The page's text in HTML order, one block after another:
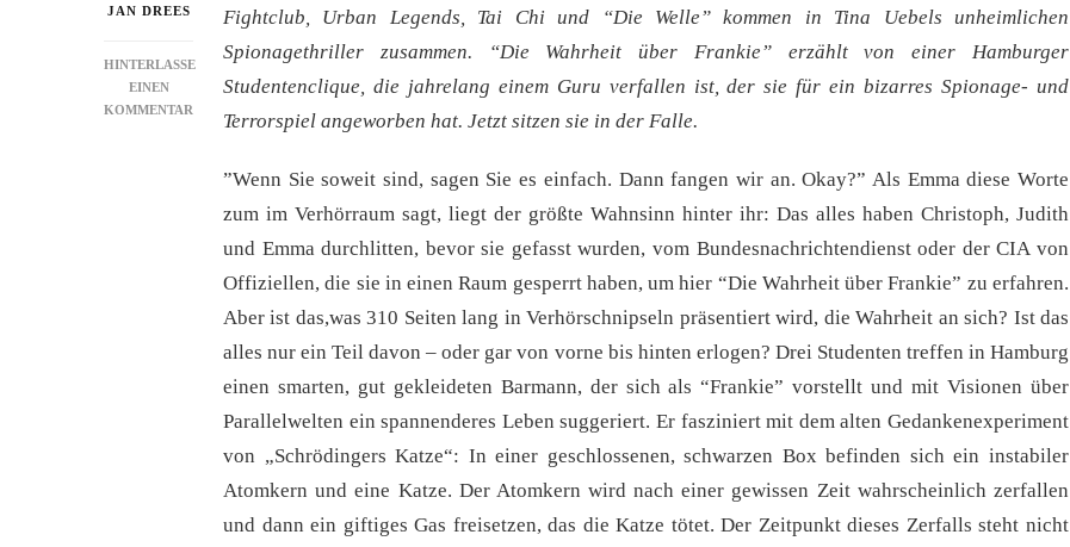
JAN DREES
HINTERLASSE
EINEN
KOMMENTAR
REZENSION:
GAME
Fightclub, Urban Legends, Tai Chi und “Die Welle” kommen in Tina Uebels unheimlichen
Spionagethriller zusammen. “Die Wahrheit über Frankie” erzählt von einer Hamburger
Studentenclique, die jahrelang einem Guru verfallen ist, der sie für ein bizarres Spionage- und
Terrorspiel angeworben hat. Jetzt sitzen sie in der Falle.
”Wenn Sie soweit sind, sagen Sie es einfach. Dann fangen wir an. Okay?” Als Emma diese Worte
zum im Verhörraum sagt, liegt der größte Wahnsinn hinter ihr: Das alles haben Christoph, Judith
und Emma durchlitten, bevor sie gefasst wurden, vom Bundesnachrichtendienst oder der CIA von
Offiziellen, die sie in einen Raum gesperrt haben, um hier “Die Wahrheit über Frankie” zu erfahren.
Aber ist das,was 310 Seiten lang in Verhörschnipseln präsentiert wird, die Wahrheit an sich? Ist das
alles nur ein Teil davon – oder gar von vorne bis hinten erlogen? Drei Studenten treffen in Hamburg
einen smarten, gut gekleideten Barmann, der sich als “Frankie” vorstellt und mit Visionen über
Parallelwelten ein spannenderes Leben suggeriert. Er fasziniert mit dem alten Gedankenexperiment
von „Schrödingers Katze“: In einer geschlossenen, schwarzen Box befinden sich ein instabiler
Atomkern und eine Katze. Der Atomkern wird nach einer gewissen Zeit wahrscheinlich zerfallen
und dann ein giftiges Gas freisetzen, das die Katze tötet. Der Zeitpunkt dieses Zerfalls steht nicht